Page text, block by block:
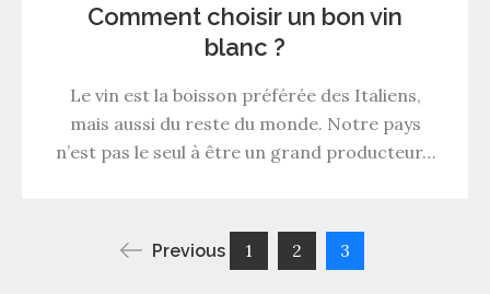
Comment choisir un bon vin
blanc ?
Le vin est la boisson préférée des Italiens,
mais aussi du reste du monde. Notre pays
n’est pas le seul à être un grand producteur…
Pagination
Previous 1 2 3